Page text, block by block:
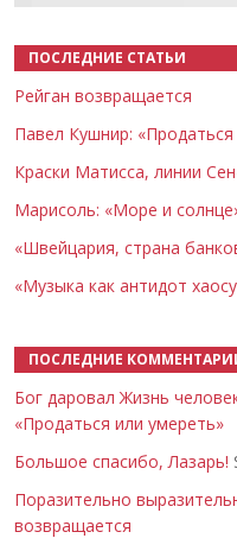
ПОСЛЕДНИЕ СТАТЬИ
Рейган возвращается
Павел Кушнир:
Краски Матисса, линии
Марисоль: «Море и
«Швейцария, страна
«Музыка как антидот
ПОСЛЕДНИЕ
Бог даровал Жизнь
«Продаться или умереть»
Большое спасибо, Лазарь!
Поразительно
возвращается